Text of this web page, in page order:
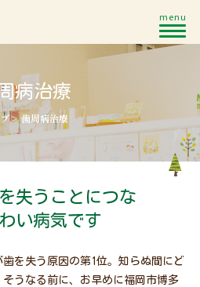
病治療
>歯周病治療
失うことにつな
い病気です
を失う原因の第1位。知らぬ間にど
うなる前に、お早めに福岡市博多